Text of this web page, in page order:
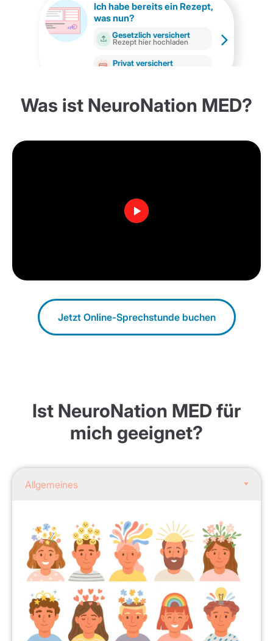
Ich habe bereits ein Rezept,
was nun?
Rezept hier hochladen
Gesetzlich versichert
Privat versichert
Wie aktiviere ich meinen
Was ist NeuroNation MED?
Jetzt Online-Sprechstunde buchen
Ist NeuroNation MED für
mich geeignet?